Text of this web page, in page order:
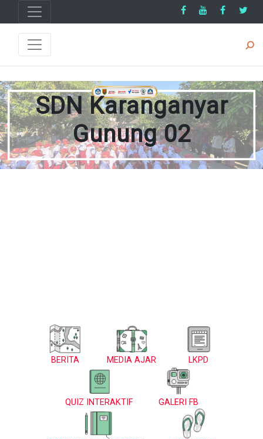
SDN Karanganyar
Gunung 02
BERITA MEDIA AJAR LKPD
QUIZ INTERAKTIF GALERI FB